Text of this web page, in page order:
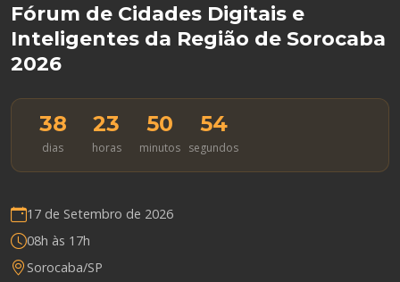
Fórum de Cidades Digitais e
Inteligentes da Região de Sorocaba
2026
38
dias
23
horas
50
minutos
53
segundos
17 de Setembro de 2026
08h às 17h
Sorocaba/SP